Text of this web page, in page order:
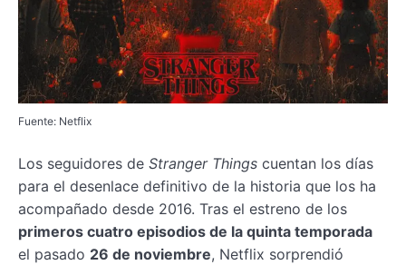
Fuente: Netflix
Los seguidores de Stranger Things cuentan los días
para el desenlace definitivo de la historia que los ha
acompañado desde 2016. Tras el estreno de los
primeros cuatro episodios de la quinta temporada
el pasado 26 de noviembre, Netflix sorprendió